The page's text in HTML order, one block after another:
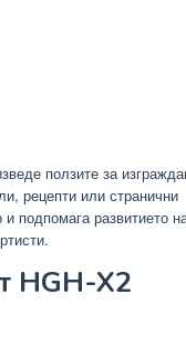
ползите за
рецепти или странични
подпомага развитието
HGH-X2